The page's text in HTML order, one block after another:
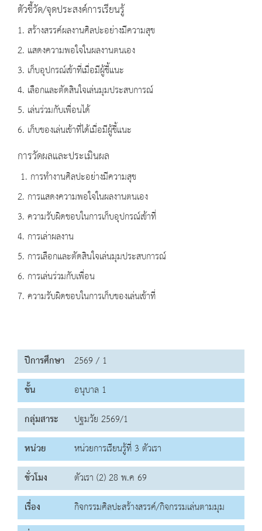
ตัวชี้วัด/จุดประสงค์การเรียนรู้
1. สร้างสรรค์ผลงานศิลปะอย่างมีความสุข
2. แสดงความพอใจในผลงานตนเอง
3. เก็บอุปกรณ์เข้าที่เมื่อมีผู้ชี้แนะ
4. เลือกและตัดสินใจเล่นมุมประสบการณ์
5. เล่นร่วมกับเพื่อนได้
6. เก็บของเล่นเข้าที่ได้เมื่อมีผู้ชี้แนะ
การวัดผลและประเมินผล
1. การทำงานศิลปะอย่างมีความสุข
2. การแสดงความพอใจในผลงานตนเอง
3. ความรับผิดชอบในการเก็บอุปกรณ์เข้าที่
4. การเล่าผลงาน
5. การเลือกและตัดสินใจเล่นมุมประสบการณ์
6. การเล่นร่วมกับเพื่อน
7. ความรับผิดชอบในการเก็บของเล่นเข้าที่
ปีการศึกษา 2569 / 1
ชั้น
อนุบาล 1
กลุ่มสาระ
ปฐมวัย 2569/1
หน่วย
หน่วยการเรียนรู้ที่ 3 ตัวเรา
ชั่วโมง
ตัวเรา (2) 28 พ.ค 69
เรื่อง
กิจกรรมศิลปะสร้างสรรค์/กิจกรรมเล่นตามมุม